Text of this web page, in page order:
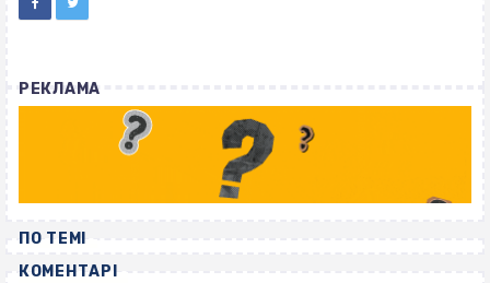
РЕКЛАМА
ПО ТЕМІ
КОМЕНТАРІ